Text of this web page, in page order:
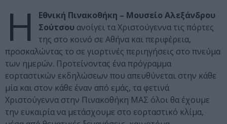
Η
Εθνική Πινακοθήκη – Μουσείο Αλεξάνδρου
Σούτσου ανοίγει τα Χριστούγεννα τις πόρτες
της στο κοινό σε Αθήνα και περιφέρεια,
προσκαλώντας το σε γιορτινές περιηγήσεις στο πνεύμα
των ημερών. Προτείνοντας ένα πρόγραμμα
εορταστικών εκδηλώσεων που απευθύνεται στην κάθε
μία και στον κάθε έναν από εμάς, τα φετινά
Χριστούγεννα στην Πινακοθήκη ΜΑΣ όλοι θα έχουμε
την ευκαιρία να μετάσχουμε στο εορταστικό κλίμα,